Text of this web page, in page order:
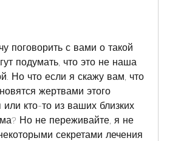
поговорить с вами о такой
подумать, что это не наша
Но что если я скажу вам, что
жертвами этого
кто-то из ваших близких
Но не переживайте, я не
секретами лечения